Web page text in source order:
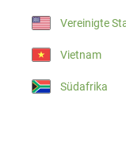
Vereinigte
Vietnam
Südafrika